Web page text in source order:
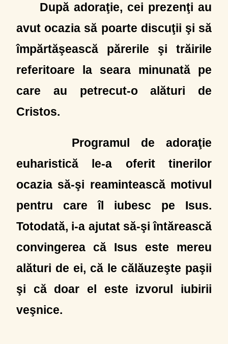
După adoraţie, cei prezenţi au
avut ocazia să poarte discuţii şi să
împărtăşească părerile şi trăirile
referitoare la seara minunată pe
care au petrecut-o alături de
Cristos.
Programul de adoraţie
euharistică le-a oferit tinerilor
ocazia să-şi reamintească motivul
pentru care îl iubesc pe Isus.
Totodată, i-a ajutat să-şi întărească
convingerea că Isus este mereu
alături de ei, că le călăuzeşte paşii
şi că doar el este izvorul iubirii
veşnice.